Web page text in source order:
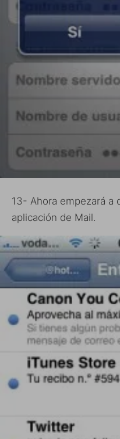
13- Ahora empezará a
aplicación de Mail.